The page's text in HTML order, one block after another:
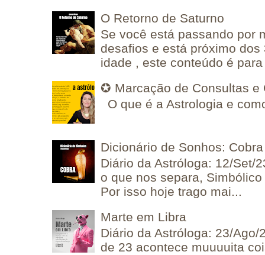
O Retorno de Saturno
Se você está passando por
desafios e está próximo
idade , este conteúdo é
✪ Marcação de Consultas e
O que é a Astrologia e
Dicionário de Sonhos: Cobra
Diário da Astróloga: 12/Set/
o que nos separa,
Por isso hoje trago mai...
Marte em Libra
Diário da Astróloga: 23/
de 23 acontece muuuuita